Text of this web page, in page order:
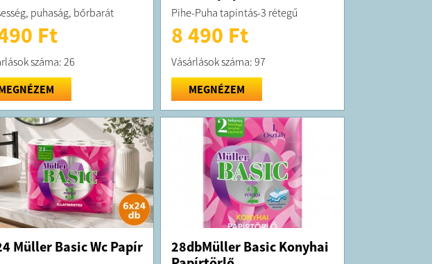
puhaság, bőrbarát
Ft
száma: 26
Pihe-Puha tapintás-3 rétegű
8 490 Ft
Vásárlások száma: 97
MEGNÉZEM
Müller Basic Wc Papír
28dbMüller Basic Konyhai